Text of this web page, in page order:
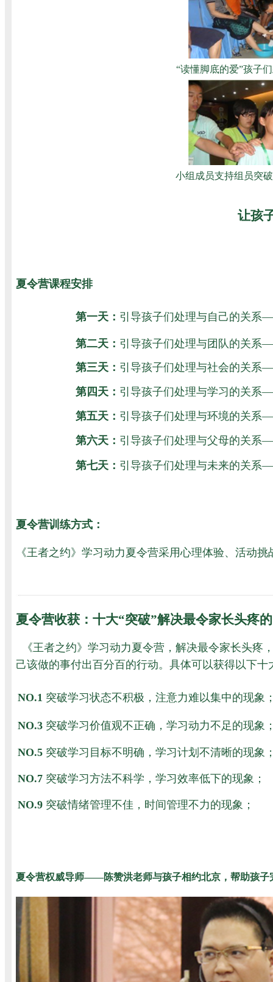
“读懂脚底的爱”孩子
小组成员支持组员突
让孩
夏令营课程安排
第一天： 引导孩子们处理与自己的关系
第二天： 引导孩子们处理与团队的关系
第三天： 引导孩子们处理与社会的关系
第四天： 引导孩子们处理与学习的关系
第五天： 引导孩子们处理与环境的关系
第六天： 引导孩子们处理与父母的关系
第七天： 引导孩子们处理与未来的关系
夏令营训练方式：
《王者之约》学习动力夏令营采用心理体验、活动
夏令营收获：十大“突破”解决最令家长头疼
《王者之约》学习动力夏令营，解决最令家长头
己该做的事付出百分百的行动。具体可以获得以下十
NO.1 突破学习状态不积极，注意力难以集中的现象
NO.3 突破学习价值观不正确，学习动力不足的现象
NO.5 突破学习目标不明确，学习计划不清晰的现象
NO.7 突破学习方法不科学，学习效率低下的现象；
NO.9 突破情绪管理不佳，时间管理不力的现象；
夏令营权威导师——陈赞洪老师与孩子相约北京，帮助孩子